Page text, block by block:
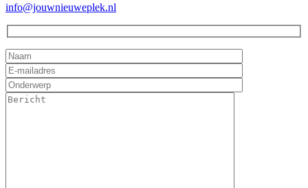
info@jouwnieuweplek.nl